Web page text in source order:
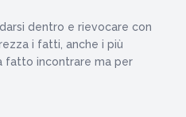
dentro e rievocare con
i fatti, anche i più
fatto incontrare ma per